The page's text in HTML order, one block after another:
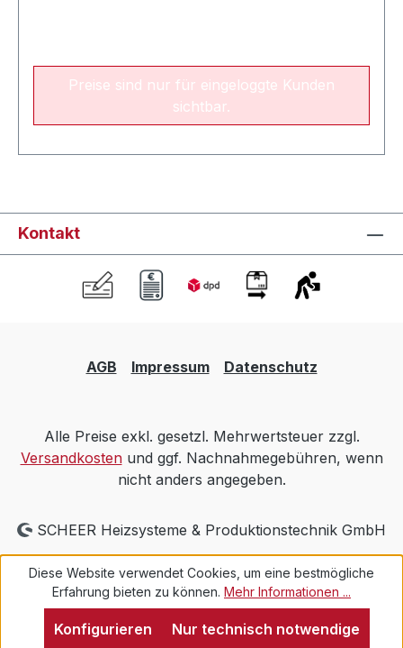
Preise sind nur für eingeloggte Kunden
sichtbar.
Kontakt
AGB Impressum Datenschutz
Alle Preise exkl. gesetzl. Mehrwertsteuer zzgl.
Versandkostenund ggf. Nachnahmegebühren, wenn
nicht anders angegeben.
SCHEER Heizsysteme & Produktionstechnik GmbH
Diese Website verwendet Cookies, um eine bestmögliche
Erfahrung bieten zu können. Mehr Informationen ...
Nur technisch notwendige
Konfigurieren